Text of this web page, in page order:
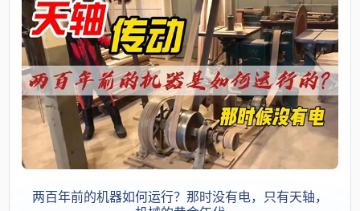
两百年前的机器如何运行？那时没有电，只有天轴，